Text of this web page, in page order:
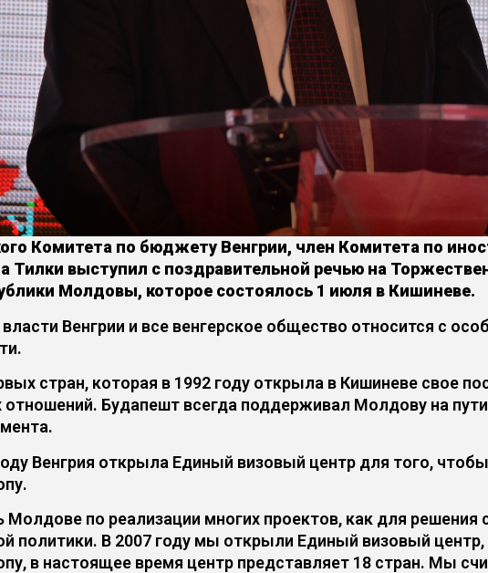
Комитета по бюджету Венгрии, член Комитета по
Тилки выступил с поздравительной речью на
Молдовы, которое состоялось 1 июля в Кишиневе.
Венгрии и все венгерское общество относится с
стран, которая в 1992 году открыла в Кишиневе свое
отношений. Будапешт всегда поддерживал Молдову на
Венгрия открыла Единый визовый центр для того,
по реализации многих проектов, как для решения
политики. В 2007 году мы открыли Единый визовый
в настоящее время центр представляет 18 стран. Мы